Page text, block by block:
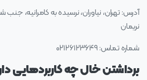
آدرس: تهران، نیاوران، نرسیده به کامرانیه،
نریمان
شماره تماس: ۰۲۱۲۶۱۲۳۶۴۹
برداشتن خال چه کاربردهایی